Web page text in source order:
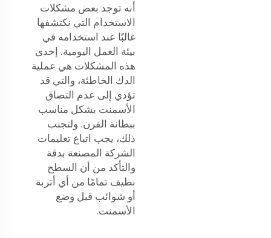
أنه توجد بعض مشكلات
الاستخدام التي نكتشفها
غالبًا عند استخدامه في
بيئة العمل اليومية. إحدى
هذه المشكلات هي عملية
الدك الخاطئة، والتي قد
تؤدي إلى عدم التصاق
الأسمنت بشكل مناسب
ببطانة الفرن. ولتجنب
ذلك، يجب اتباع تعليمات
الشركة المصنعة بدقة
والتأكد من أن السطح
نظيف تمامًا من أي أتربة
أو شوائب قبل وضع
الأسمنت.